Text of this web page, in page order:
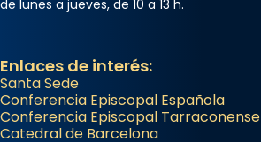
de lunes a jueves, de 10 a 13 h.
Enlaces de interés:
Santa Sede
Conferencia Episcopal Española
Conferencia Episcopal Tarraconense
Catedral de Barcelona